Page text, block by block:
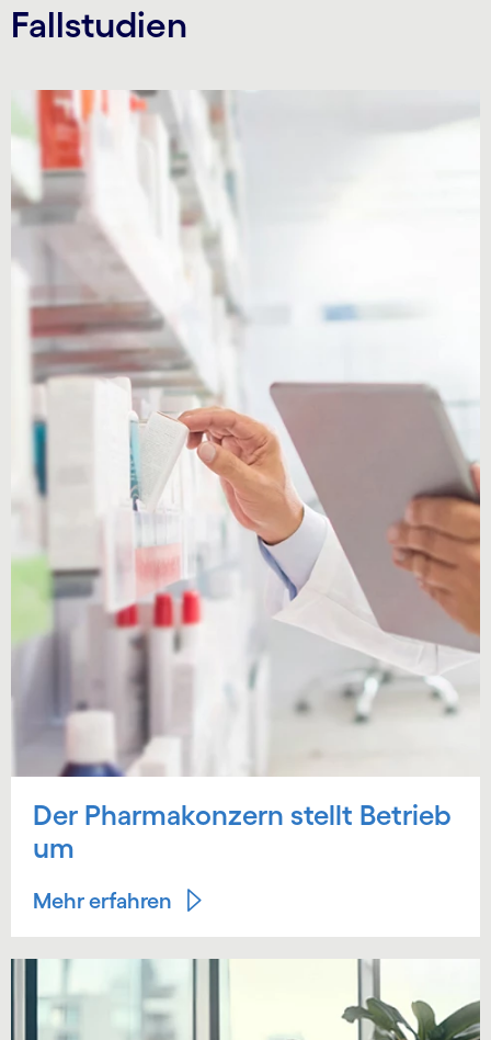
Fallstudien
Der Pharmakonzern stellt Betrieb
um
Mehr erfahren